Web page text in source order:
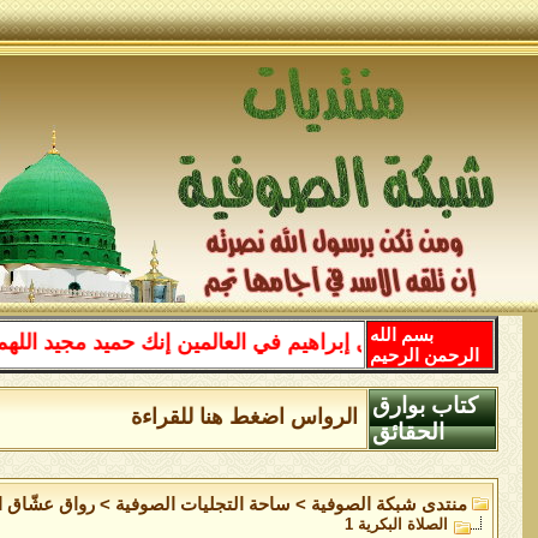
آل إبراهيم في العالمين إنك حميد مجيد
بسم الله
الرحمن الرحيم
الأنفاس سيدى الرواس اضغط هنا للقراءة
كتاب بوارق
الحقائق
منتدى شبكة الصوفية > ساحة التجليات الصوفية >رواق عشّاق
الصلاة البكرية 1